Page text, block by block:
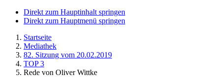
Direkt zum Hauptinhalt springen
Direkt zum Hauptmenü springen
Startseite
Mediathek
82. Sitzung vom 20.02.2019
TOP 3
Rede von Oliver Wittke